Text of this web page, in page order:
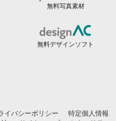
無料写真素材
無料デザインソフト
イバシーポリシー
特定個人情報